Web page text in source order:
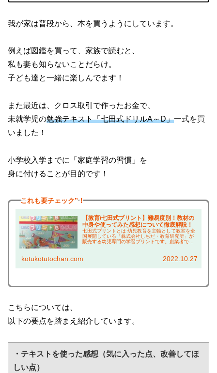
我が家は普段から、本を買うようにしています。
例えば図鑑を買って、家族で読むと、
私も妻も知らないことだらけ。
子ども達と一緒に楽しんでます！
また最近は、クロス取引で作ったお金で、
未就学児の勉強テキスト「七田式ドリルA～D」一式を買
いました！
小学校入学までに「家庭学習の習慣」を
身に付けることが目的です！
これも要チェック”！
【教育/七田式プリント】難易度別！教材の
中身や使ってみた感想について徹底解説！
七田式プリントとは 幼児教育を主軸として教室を全
国展開している「株式会社しちだ・教育研究所」が
販売する幼児専門の学習プリントです。創業者であ
です。...
kotukotutochan.com 2022.10.27
こちらについては、
以下の要点を踏まえ紹介しています。
・テキストを使った感想（気に入った点、改善してほ
しい点）